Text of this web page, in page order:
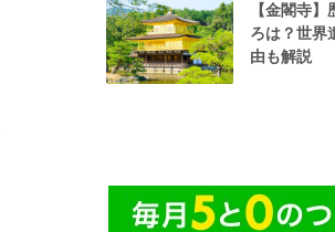
【金閣寺】
ろは？世界
由も解説